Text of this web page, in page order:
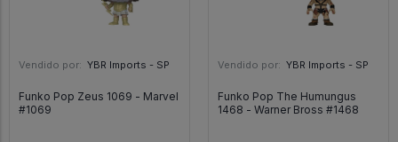
Vendido por: YBR Imports - SP
Funko Pop Zeus 1069 - Marvel
#1069
Vendido por: YBR Imports - SP
Funko Pop The Humungus
1468 - Warner Bross #1468